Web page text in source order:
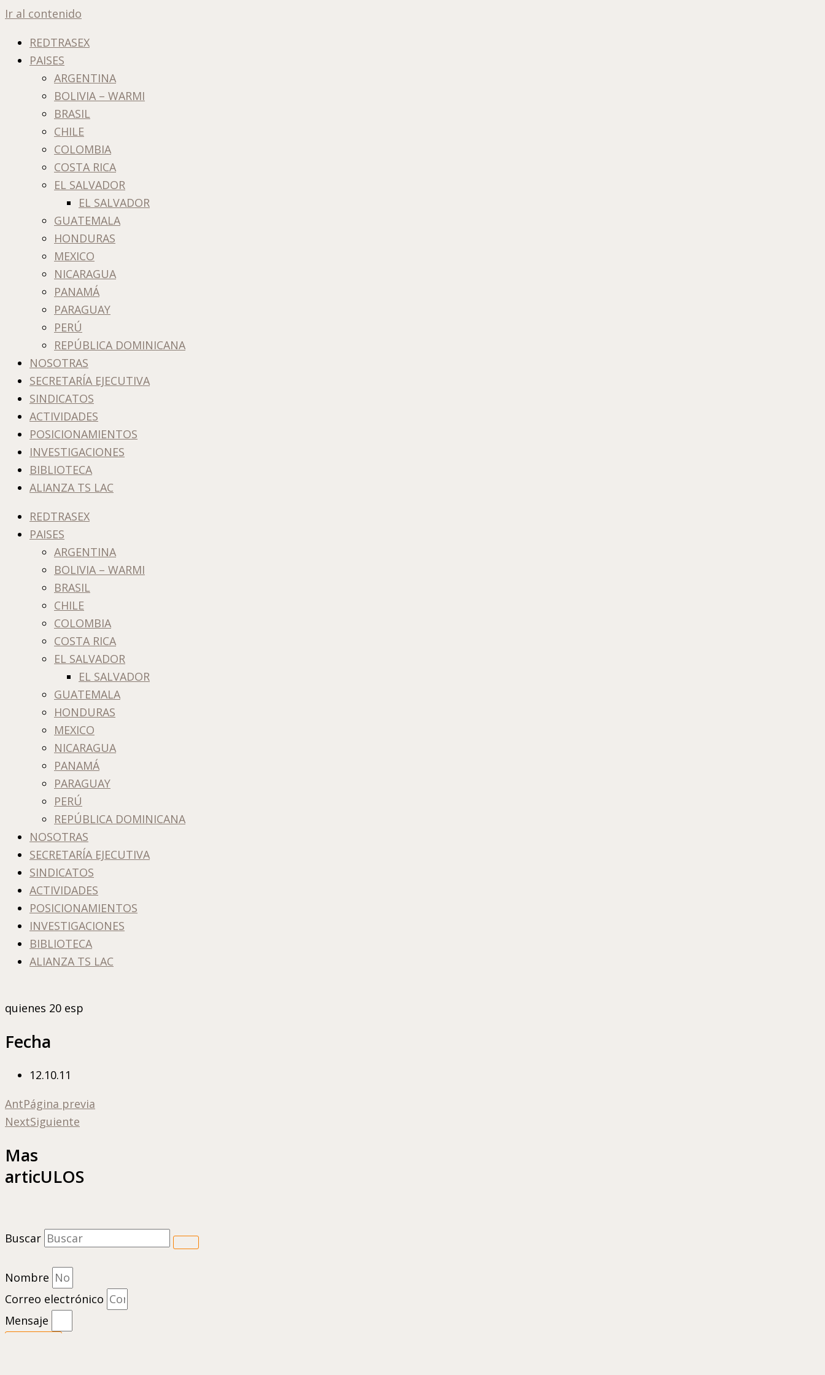
Ir al contenido
REDTRASEX
PAISES
ARGENTINA
BOLIVIA – WARMI
BRASIL
CHILE
COLOMBIA
COSTA RICA
EL SALVADOR
EL SALVADOR
GUATEMALA
HONDURAS
MEXICO
NICARAGUA
PANAMÁ
PARAGUAY
PERÚ
REPÚBLICA DOMINICANA
NOSOTRAS
SECRETARÍA EJECUTIVA
SINDICATOS
ACTIVIDADES
POSICIONAMIENTOS
INVESTIGACIONES
BIBLIOTECA
ALIANZA TS LAC
REDTRASEX
PAISES
ARGENTINA
BOLIVIA – WARMI
BRASIL
CHILE
COLOMBIA
COSTA RICA
EL SALVADOR
EL SALVADOR
GUATEMALA
HONDURAS
MEXICO
NICARAGUA
PANAMÁ
PARAGUAY
PERÚ
REPÚBLICA DOMINICANA
NOSOTRAS
SECRETARÍA EJECUTIVA
SINDICATOS
ACTIVIDADES
POSICIONAMIENTOS
INVESTIGACIONES
BIBLIOTECA
ALIANZA TS LAC
quienes 20 esp
Fecha
12.10.11
AntPágina previa
NextSiguiente
Mas
articULOS
Buscar
Nombre
Correo electrónico
Mensaje